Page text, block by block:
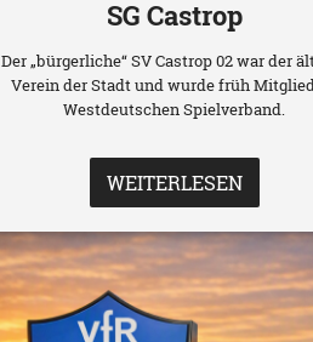
SG Castrop
Der „bürgerliche“ SV Castrop 02 war der
Verein der Stadt und wurde früh
Westdeutschen Spielverband.
WEITERLESEN